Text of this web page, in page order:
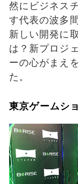
然にビジネス
す代表の波多
新しい開発に
は？新プロジ
ーの心がまえ
た。
東京ゲームシ